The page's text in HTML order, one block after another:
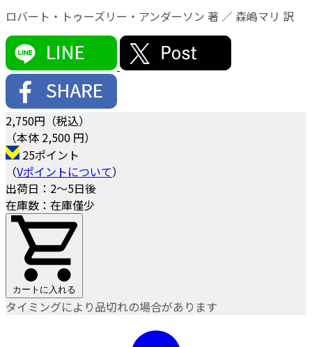
ロバート・トゥーズリー・アンダーソン 著 ／ 森嶋マリ 訳
2,750円（税込）
（本体 2,500 円）
25ポイント
（Vポイントについて）
出荷日：2～5日後
在庫数：在庫僅少
カートに入れる
タイミングにより品切れの場合があります